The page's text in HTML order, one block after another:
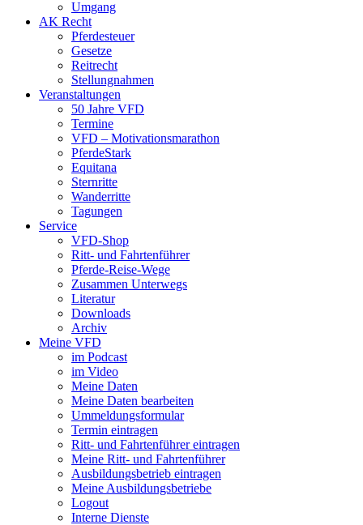
Umgang
AK Recht
Pferdesteuer
Gesetze
Reitrecht
Stellungnahmen
Veranstaltungen
50 Jahre VFD
Termine
VFD – Motivationsmarathon
PferdeStark
Equitana
Sternritte
Wanderritte
Tagungen
Service
VFD-Shop
Ritt- und Fahrtenführer
Pferde-Reise-Wege
Zusammen Unterwegs
Literatur
Downloads
Archiv
Meine VFD
im Podcast
im Video
Meine Daten
Meine Daten bearbeiten
Ummeldungsformular
Termin eintragen
Ritt- und Fahrtenführer eintragen
Meine Ritt- und Fahrtenführer
Ausbildungsbetrieb eintragen
Meine Ausbildungsbetriebe
Logout
Interne Dienste